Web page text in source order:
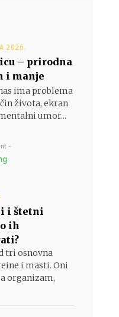
2026.
– prirodna
i manje
ima problema
života, ekran
umor...
-
i štetni
ih
tri osnovna
i masti. Oni
organizam,